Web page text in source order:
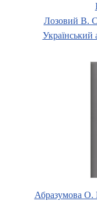
Лозовий В.
Український
Абразумова О.